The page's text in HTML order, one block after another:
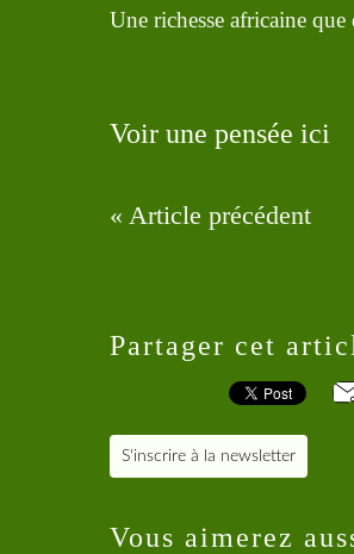
Une richesse africaine
Voir une pensée ici
« Article précédent
Partager cet
S'inscrire à la newsletter
Vous aimerez